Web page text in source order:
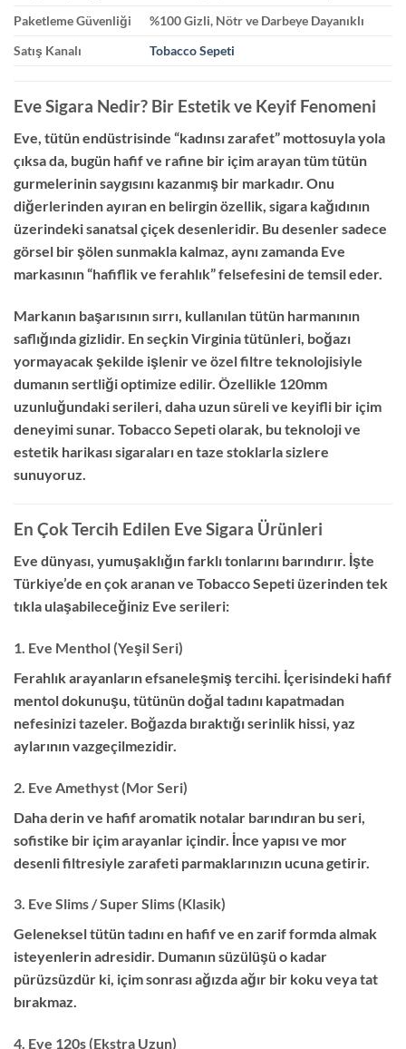
Paketleme Güvenliği
%100 Gizli, Nötr ve Darbeye Dayanıklı
Satış Kanalı
Tobacco Sepeti
Eve Sigara Nedir? Bir Estetik ve Keyif Fenomeni
Eve, tütün endüstrisinde “kadınsı zarafet” mottosuyla yola
çıksa da, bugün hafif ve rafine bir içim arayan tüm tütün
gurmelerinin saygısını kazanmış bir markadır. Onu
diğerlerinden ayıran en belirgin özellik, sigara kağıdının
üzerindeki sanatsal çiçek desenleridir. Bu desenler sadece
görsel bir şölen sunmakla kalmaz, aynı zamanda Eve
markasının “hafiflik ve ferahlık” felsefesini de temsil eder.
Markanın başarısının sırrı, kullanılan tütün harmanının
saflığında gizlidir. En seçkin Virginia tütünleri, boğazı
yormayacak şekilde işlenir ve özel filtre teknolojisiyle
dumanın sertliği optimize edilir. Özellikle 120mm
uzunluğundaki serileri, daha uzun süreli ve keyifli bir içim
deneyimi sunar. Tobacco Sepeti olarak, bu teknoloji ve
estetik harikası sigaraları en taze stoklarla sizlere
sunuyoruz.
En Çok Tercih Edilen Eve Sigara Ürünleri
Eve dünyası, yumuşaklığın farklı tonlarını barındırır. İşte
Türkiye’de en çok aranan ve Tobacco Sepeti üzerinden tek
tıkla ulaşabileceğiniz Eve serileri:
1. Eve Menthol (Yeşil Seri)
Ferahlık arayanların efsaneleşmiş tercihi. İçerisindeki hafif
mentol dokunuşu, tütünün doğal tadını kapatmadan
nefesinizi tazeler. Boğazda bıraktığı serinlik hissi, yaz
aylarının vazgeçilmezidir.
2. Eve Amethyst (Mor Seri)
Daha derin ve hafif aromatik notalar barındıran bu seri,
sofistike bir içim arayanlar içindir. İnce yapısı ve mor
desenli filtresiyle zarafeti parmaklarınızın ucuna getirir.
3. Eve Slims / Super Slims (Klasik)
Geleneksel tütün tadını en hafif ve en zarif formda almak
isteyenlerin adresidir. Dumanın süzülüşü o kadar
pürüzsüzdür ki, içim sonrası ağızda ağır bir koku veya tat
bırakmaz.
4. Eve 120s (Ekstra Uzun)